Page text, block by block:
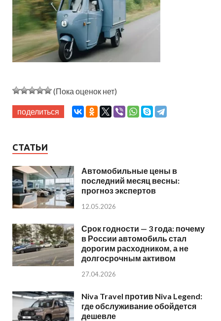
(Пока оценок нет)
поделиться
СТАТЬИ
Автомобильные цены в
последний месяц весны:
прогноз экспертов
12.05.2026
Срок годности — 3 года: почему
в России автомобиль стал
дорогим расходником, а не
долгосрочным активом
27.04.2026
Niva Travel против Niva Legend:
где обслуживание обойдется
дешевле